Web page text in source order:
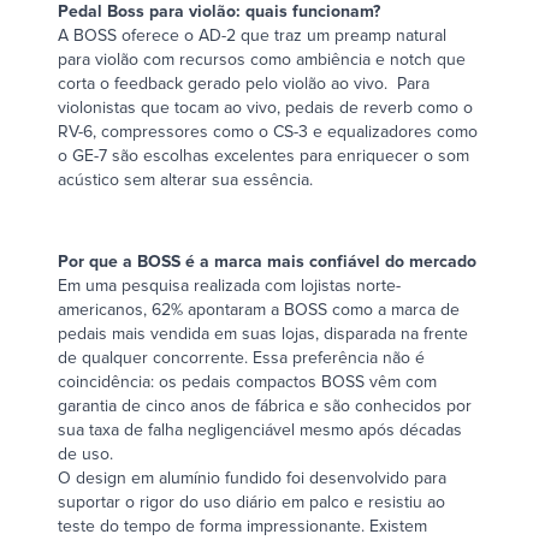
Pedal Boss para violão: quais funcionam?
A BOSS oferece o AD-2 que traz um preamp natural
para violão com recursos como ambiência e notch que
corta o feedback gerado pelo violão ao vivo. Para
violonistas que tocam ao vivo, pedais de reverb como o
RV-6, compressores como o CS-3 e equalizadores como
o GE-7 são escolhas excelentes para enriquecer o som
acústico sem alterar sua essência.
Por que a BOSS é a marca mais confiável do mercado
Em uma pesquisa realizada com lojistas norte-
americanos, 62% apontaram a BOSS como a marca de
pedais mais vendida em suas lojas, disparada na frente
de qualquer concorrente. Essa preferência não é
coincidência: os pedais compactos BOSS vêm com
garantia de cinco anos de fábrica e são conhecidos por
sua taxa de falha negligenciável mesmo após décadas
de uso.
O design em alumínio fundido foi desenvolvido para
suportar o rigor do uso diário em palco e resistiu ao
teste do tempo de forma impressionante. Existem